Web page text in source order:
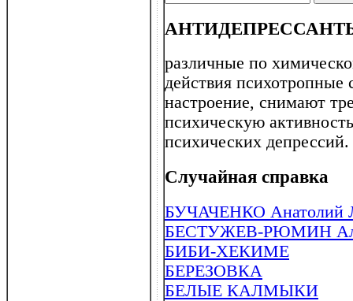
различные по
действия психотропные
настроение, снимают
психическую
психических депрессий.
Случайная справка
БУЧАЧЕНКО Анатолий
БЕСТУЖЕВ-РЮМИН
БИБИ-ХЕКИМЕ
БЕРЕЗОВКА
БЕЛЫЕ КАЛМЫКИ